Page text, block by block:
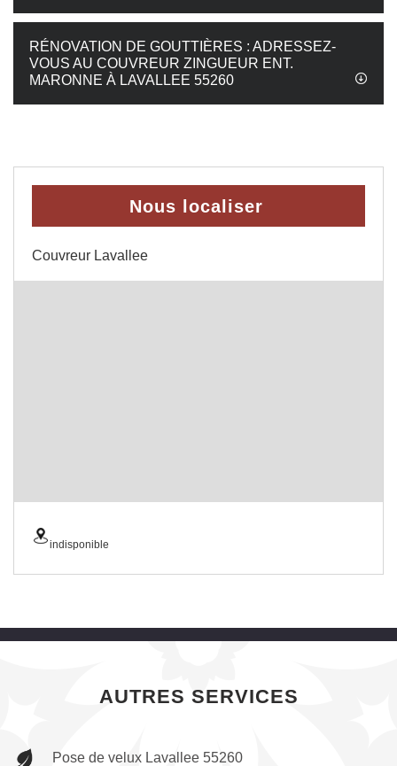
RÉNOVATION DE GOUTTIÈRES : ADRESSEZ-
VOUS AU COUVREUR ZINGUEUR ENT.
MARONNE À LAVALLEE 55260
Nous localiser
Couvreur Lavallee
indisponible
AUTRES SERVICES
Pose de velux Lavallee 55260